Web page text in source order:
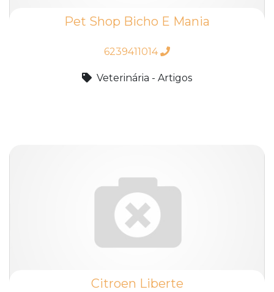
Pet Shop Bicho E Mania
6239411014
Veterinária - Artigos
Citroen Liberte